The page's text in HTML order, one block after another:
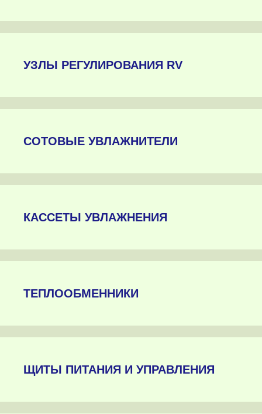
УЗЛЫ РЕГУЛИРОВАНИЯ RV
СОТОВЫЕ УВЛАЖНИТЕЛИ
КАССЕТЫ УВЛАЖНЕНИЯ
ТЕПЛООБМЕННИКИ
ЩИТЫ ПИТАНИЯ И УПРАВЛЕНИЯ